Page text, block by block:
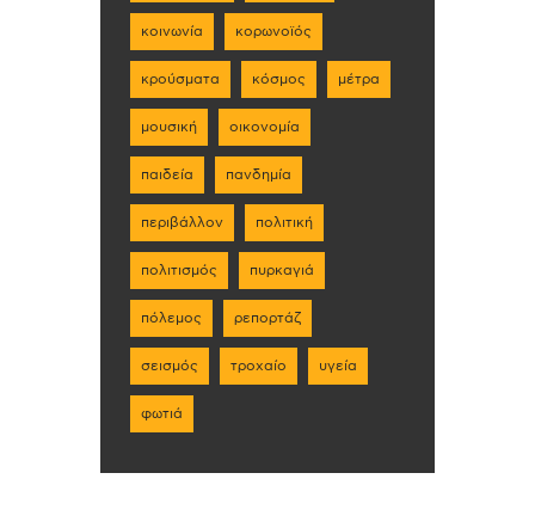
κοινωνία κορωνοϊός
κρούσματα κόσμος μέτρα
μουσική οικονομία
παιδεία πανδημία
περιβάλλον πολιτική
πολιτισμός πυρκαγιά
πόλεμος ρεπορτάζ
σεισμός τροχαίο υγεία
φωτιά